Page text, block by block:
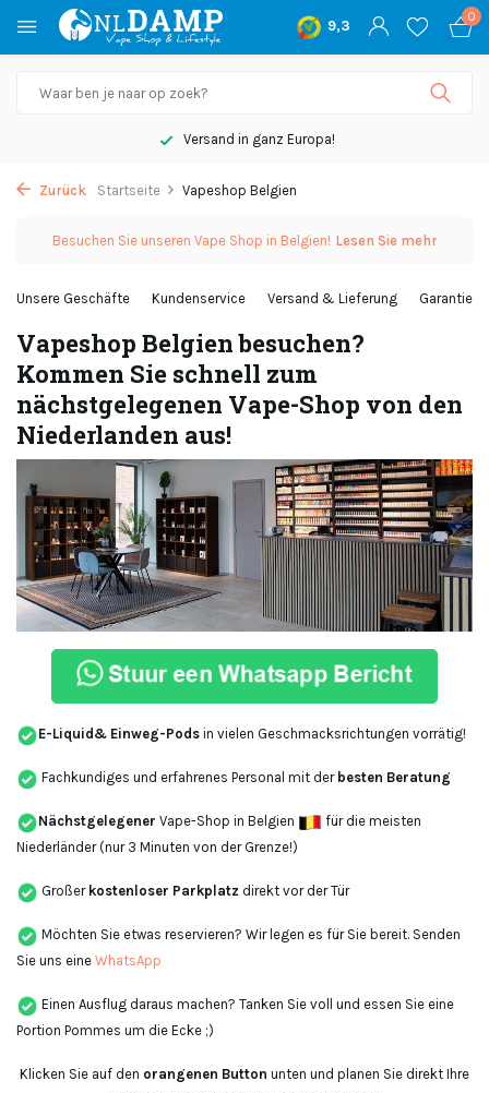
9,3
0
Versand in ganz Europa!
Zurück Startseite Vapeshop Belgien
Besuchen Sie unseren Vape Shop in Belgien! Lesen Sie mehr
Unsere Geschäfte Kundenservice Versand & Lieferung Garantie
Vapeshop Belgien besuchen?
Kommen Sie schnell zum
nächstgelegenen Vape-Shop von den
Niederlanden aus!
E-Liquid & Einweg-Pods in vielen Geschmacksrichtungen vorrätig!
Fachkundiges und erfahrenes Personal mit der besten Beratung
Nächstgelegener Vape-Shop in Belgien
für die meisten
Niederländer (nur 3 Minuten von der Grenze!)
Großer kostenloser Parkplatz direkt vor der Tür
Möchten Sie etwas reservieren? Wir legen es für Sie bereit. Senden
Sie uns eine WhatsApp
Einen Ausflug daraus machen? Tanken Sie voll und essen Sie eine
Portion Pommes um die Ecke ;)
Klicken Sie auf den orangenen Button unten und planen Sie direkt Ihre